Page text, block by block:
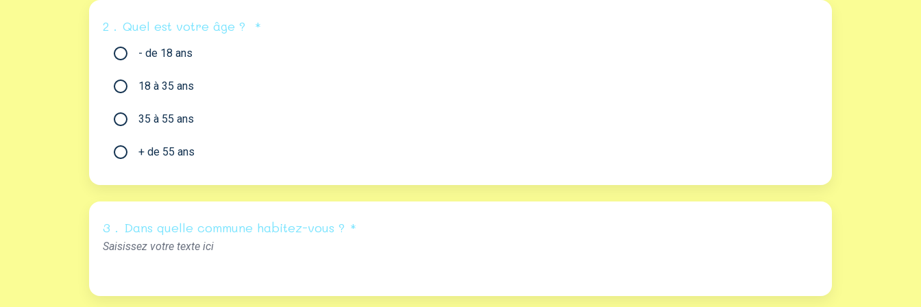
2 . Quel est votre âge ? *
- de 18 ans
18 à 35 ans
35 à 55 ans
+ de 55 ans
3 . Dans quelle commune habitez-vous ? *